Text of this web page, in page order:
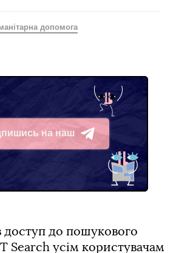
допомога
на наш
доступ до пошукового
Search усім користувачам